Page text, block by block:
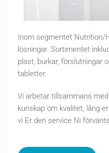
Inom segmentet Nutrition/
lösningar. Sortimentet
plast, burkar, förslutningar
tabletter.
Vi arbetar tillsammans
kunskap om kvalitet, lång
vi Er den service Ni